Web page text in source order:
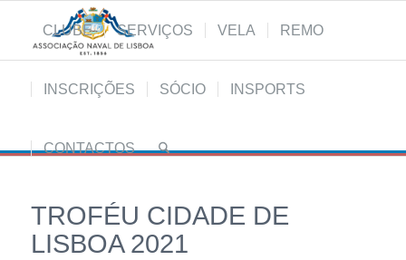
CLUBE SERVIÇOS VELA REMO
INSCRIÇÕES SÓCIO INSPORTS
CONTACTOS
TROFÉU CIDADE DE
LISBOA 2021